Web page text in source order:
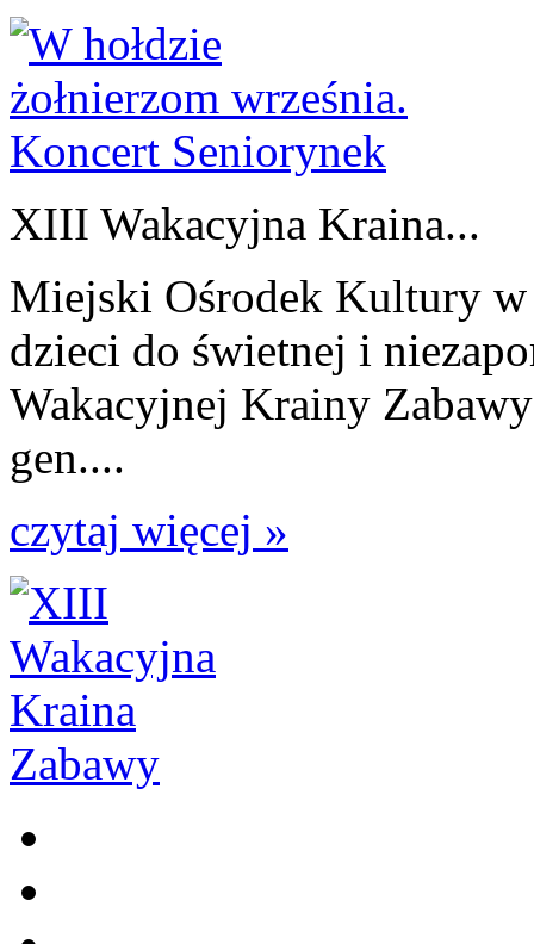
XIII Wakacyjna Kraina...
Miejski Ośrodek Kultury w
dzieci do świetnej i
Wakacyjnej Krainy
gen....
czytaj więcej »